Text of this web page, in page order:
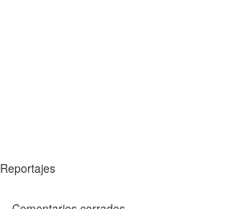
Reportajes